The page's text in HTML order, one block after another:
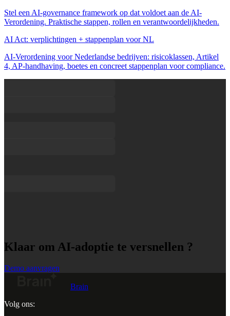
Stel een AI-governance framework op dat voldoet aan de AI-
Verordening. Praktische stappen, rollen en verantwoordelijkheden.
AI Act: verplichtingen + stappenplan voor NL
AI-Verordening voor Nederlandse bedrijven: risicoklassen, Artikel
4, AP-handhaving, boetes en concreet stappenplan voor compliance.
Klaar om AI-adoptie te versnellen ?
Demo aanvragen
Brain
Volg ons: